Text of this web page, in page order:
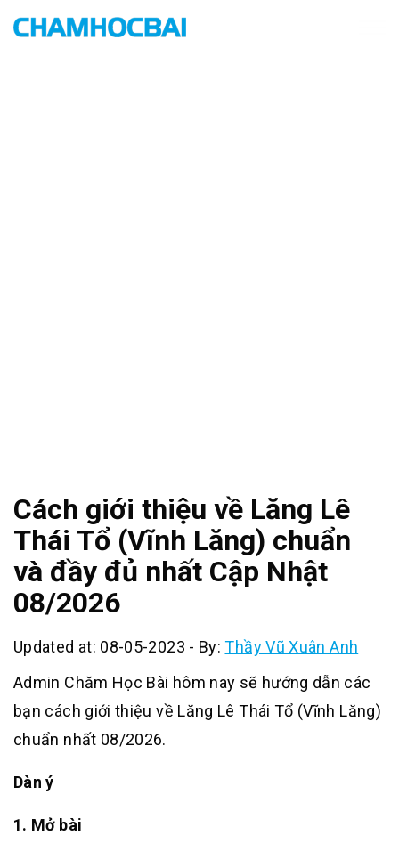
Cách giới thiệu về Lăng Lê
Thái Tổ (Vĩnh Lăng) chuẩn
và đầy đủ nhất Cập Nhật
08/2026
Updated at: 08-05-2023 - By:Thầy Vũ Xuân Anh
Admin Chăm Học Bài hôm nay sẽ hướng dẫn các
bạn cách giới thiệu về Lăng Lê Thái Tổ (Vĩnh Lăng)
chuẩn nhất 08/2026.
Dàn ý
1. Mở bài